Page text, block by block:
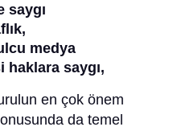
saygı
medya
haklara saygı,
en çok önem
da temel